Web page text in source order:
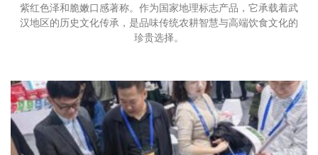
紫红色泽和脆嫩口感著称。作为国家地理标志产品，它承载着武
汉地区的历史文化传承，是品味传统农耕智慧与高端饮食文化的
珍贵选择。